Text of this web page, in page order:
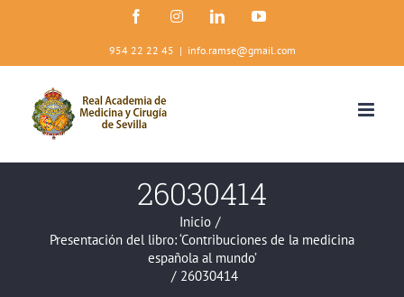
FacebookInstagramLinkedInYouTube
954 22 22 45 | info.ramse@gmail.com
26030414
Inicio /
Presentación del libro: ‘Contribuciones de la medicina
española al mundo’
/ 26030414